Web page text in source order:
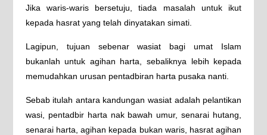
Jika waris-waris bersetuju, tiada masalah untuk ikut
kepada hasrat yang telah dinyatakan simati.
Lagipun, tujuan sebenar wasiat bagi umat Islam
bukanlah untuk agihan harta, sebaliknya lebih kepada
memudahkan urusan pentadbiran harta pusaka nanti.
Sebab itulah antara kandungan wasiat adalah pelantikan
wasi, pentadbir harta nak bawah umur, senarai hutang,
senarai harta, agihan kepada bukan waris, hasrat agihan